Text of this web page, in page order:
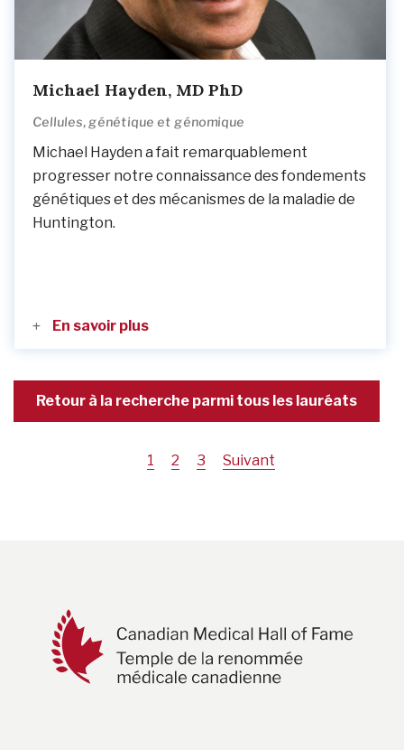
Michael Hayden, MD PhD
Cellules, génétique et génomique
Michael Hayden a fait remarquablement
progresser notre connaissance des fondements
génétiques et des mécanismes de la maladie de
Huntington.
En savoir plus
Retour à la recherche parmi tous les lauréats
Page
1 Page
2 Page
3 Suivant